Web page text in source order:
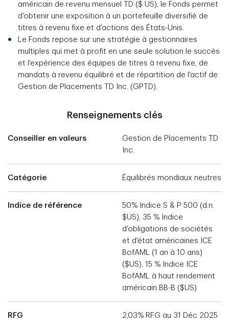
américain de revenu mensuel TD ($ US), le Fonds permet
d'obtenir une exposition à un portefeuille diversifié de
titres à revenu fixe et d'actions des États-Unis.
Le Fonds repose sur une stratégie à gestionnaires
multiples qui met à profit en une seule solution le succès
et l'expérience des équipes de titres à revenu fixe, de
mandats à revenu équilibré et de répartition de l'actif de
Gestion de Placements TD Inc. (GPTD).
Renseignements clés
Conseiller en valeurs
Gestion de Placements TD
Inc.
Catégorie Équilibrés mondiaux neutres
Indice de référence
50% Indice S & P 500 (d.n.
$US), 35 % Indice
d'obligations de sociétés
et d'état américaines ICE
BofAML (1 an à 10 ans)
($US), 15 % Indice ICE
BofAML à haut rendement
américain BB-B ($US)
RFG 2,03% RFG au 31 Déc 2025